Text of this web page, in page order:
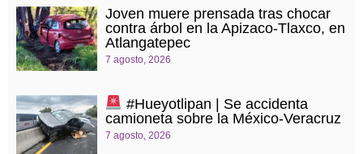
Joven muere prensada tras chocar
contra árbol en la Apizaco-Tlaxco, en
Atlangatepec
7 agosto, 2026
#Hueyotlipan | Se accidenta
camioneta sobre la México-Veracruz
7 agosto, 2026